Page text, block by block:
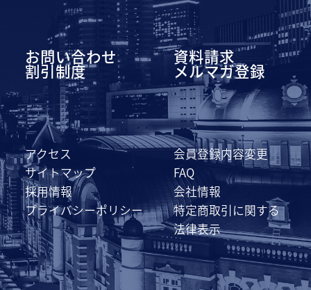
お問い合わせ 資料請求
割引制度 メルマガ登録
アクセス
会員登録内容変更
サイトマップ
FAQ
採用情報
会社情報
プライバシーポリシー
特定商取引に関する
法律表示